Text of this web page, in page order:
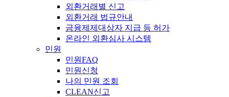
외환거래별 신고
외환거래 법규안내
금융제제대상자 지급 등 허가
온라인 외환심사 시스템
민원
민원FAQ
민원신청
나의 민원 조회
CLEAN신고